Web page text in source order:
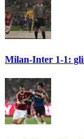
Milan-Inter 1-1: